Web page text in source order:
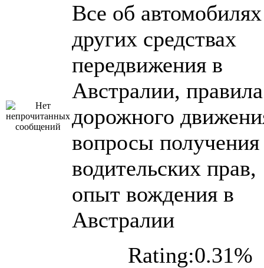
Все об
других средствах
передвижения в
Австралии, правила
дорожного
вопросы получения
водительских прав,
опыт вождения в
Австралии
Rating:0.31%